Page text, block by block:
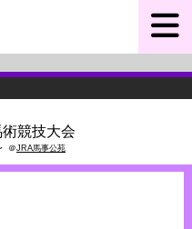
競技大会
＠JRA馬事公苑